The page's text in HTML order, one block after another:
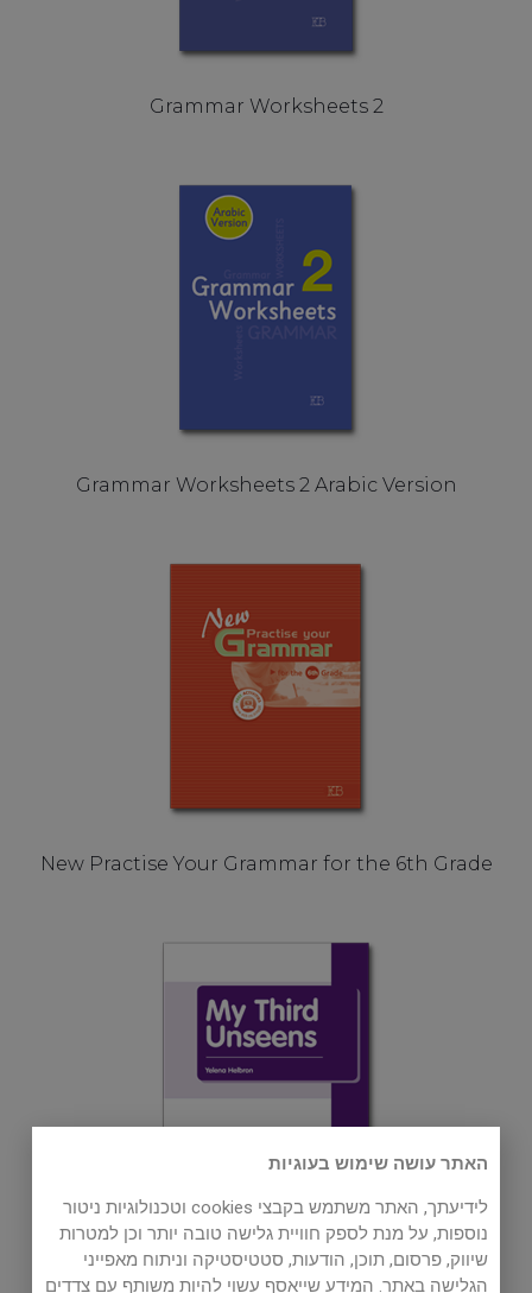
Grammar Worksheets 2
Grammar Worksheets 2 Arabic Version
New Practise Your Grammar for the 6th Grade
My Third Unseens
האתר עושה שימוש בעוגיות
לידיעתך, האתר משתמש בקבצי cookies וטכנולוגיות ניטור
נוספות, על מנת לספק חוויית גלישה טובה יותר וכן למטרות
שיווק, פרסום, תוכן, הודעות, סטטיסטיקה וניתוח מאפייני
הגלישה באתר. המידע שייאסף עשוי להיות משותף עם צדדים